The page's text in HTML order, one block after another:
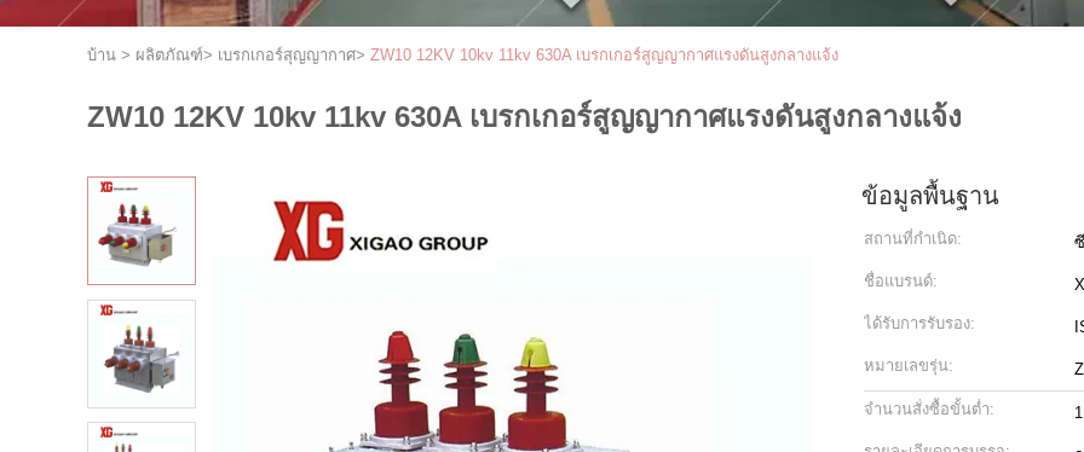
บ้าน > ผลิตภัณฑ์> เบรกเกอร์สุญญากาศ> ZW10 12KV 10kv 11kv 630A เบรกเกอร์สูญญากาศแรงดันสูงกลางแจ้ง
ZW10 12KV 10kv 11kv 630A เบรกเกอร์สูญญากาศแรงดันสูงกลางแจ้ง
ข้อมูลพื้นฐาน
สถานที่กำเนิด:
ชื่อแบรนด์:
ได้รับการรับรอง:
หมายเลขรุ่น:
จำนวนสั่งซื้อขั้นต่ำ: